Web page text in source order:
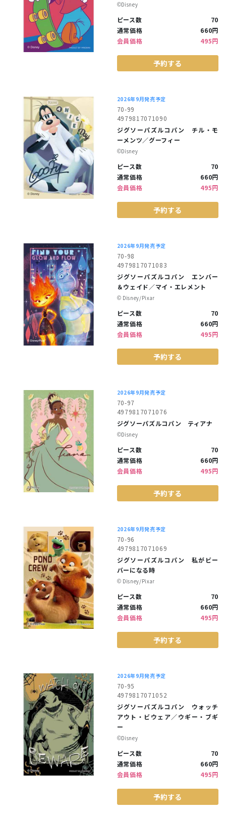
©︎Disney
ピース数
70
通常価格
660円
会員価格
495円
予約する
2026年9月発売予定
70-99
4979817071090
ジグソーパズルコパン チル・モ
ーメンツ／グーフィー
©︎Disney
ピース数
70
通常価格
660円
会員価格
495円
予約する
2026年9月発売予定
70-98
4979817071083
ジグソーパズルコパン エンバー
＆ウェイド／マイ・エレメント
©︎ Disney/Pixar
ピース数
70
通常価格
660円
会員価格
495円
予約する
2026年9月発売予定
70-97
4979817071076
ジグソーパズルコパン ティアナ
©︎Disney
ピース数
70
通常価格
660円
会員価格
495円
予約する
2026年9月発売予定
70-96
4979817071069
ジグソーパズルコパン 私がビー
バーになる時
©︎ Disney/Pixar
ピース数
70
通常価格
660円
会員価格
495円
予約する
2026年9月発売予定
70-95
4979817071052
ジグソーパズルコパン ウォッチ
アウト・ビウェア／ウギー・ブギ
ー
©︎Disney
ピース数
70
通常価格
660円
会員価格
495円
予約する